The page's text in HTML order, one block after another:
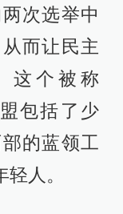
次选举中
而让民主
这个被称
包括了少
的蓝领工
人。